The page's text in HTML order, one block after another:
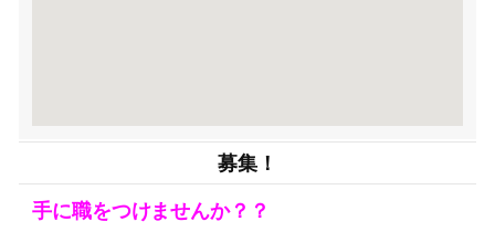
募集！
手に職をつけませんか？？